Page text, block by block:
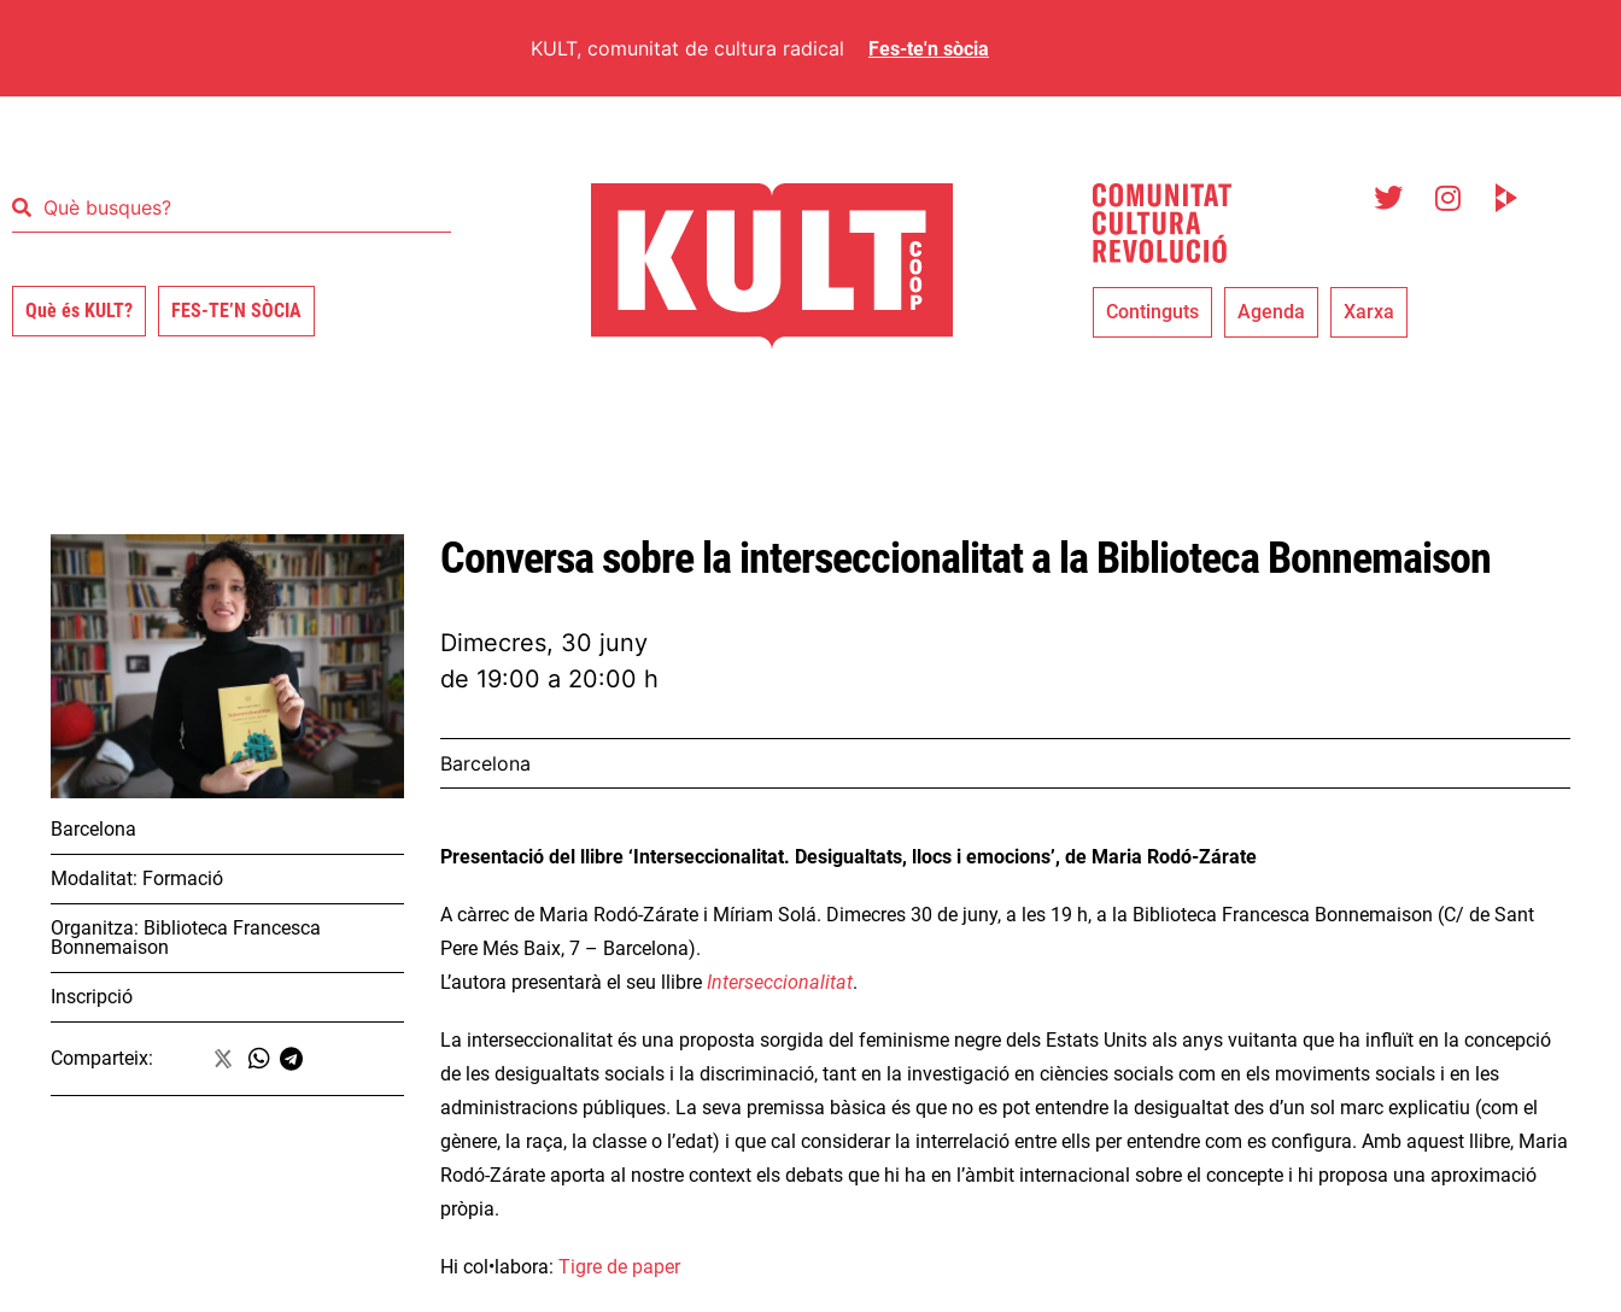
KULT, comunitat de cultura radical Fes-te'n sòcia
Què és KULT? FES-TE’N SÒCIA Continguts Agenda Xarxa
Barcelona
Modalitat: Formació
Organitza: Biblioteca Francesca
Bonnemaison
Inscripció
Comparteix:
Conversa sobre la interseccionalitat a la Biblioteca Bonnemaison
Dimecres, 30 juny
de 19:00 a 20:00 h
Barcelona
Presentació del llibre ‘Interseccionalitat. Desigualtats, llocs i emocions’, de Maria Rodó-Zárate
A càrrec de Maria Rodó-Zárate i Míriam Solá. Dimecres 30 de juny, a les 19 h, a la Biblioteca Francesca Bonnemaison (C/ de Sant
Pere Més Baix, 7 – Barcelona).
L’autora presentarà el seu llibre Interseccionalitat.
La interseccionalitat és una proposta sorgida del feminisme negre dels Estats Units als anys vuitanta que ha influït en la concepció
de les desigualtats socials i la discriminació, tant en la investigació en ciències socials com en els moviments socials i en les
administracions públiques. La seva premissa bàsica és que no es pot entendre la desigualtat des d’un sol marc explicatiu (com el
gènere, la raça, la classe o l’edat) i que cal considerar la interrelació entre ells per entendre com es configura. Amb aquest llibre, Maria
Rodó-Zárate aporta al nostre context els debats que hi ha en l’àmbit internacional sobre el concepte i hi proposa una aproximació
pròpia.
Hi col•labora: Tigre de paper